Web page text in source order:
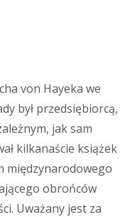
von Hayeka we
był przedsiębiorcą,
jak sam
kilkanaście książek
międzynarodowego
obrońców
Uważany jest za